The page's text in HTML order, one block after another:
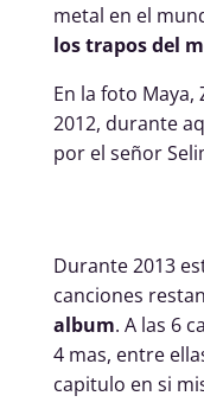
metal en el
los trapos del
En la foto Maya,
2012, durante
por el señor
Durante 2013
canciones
album. A las 6
4 mas, entre
capitulo en si